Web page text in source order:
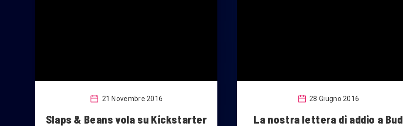
21 Novembre 2016
Slaps & Beans vola su Kickstarter
28 Giugno 2016
La nostra lettera di addio a Bud